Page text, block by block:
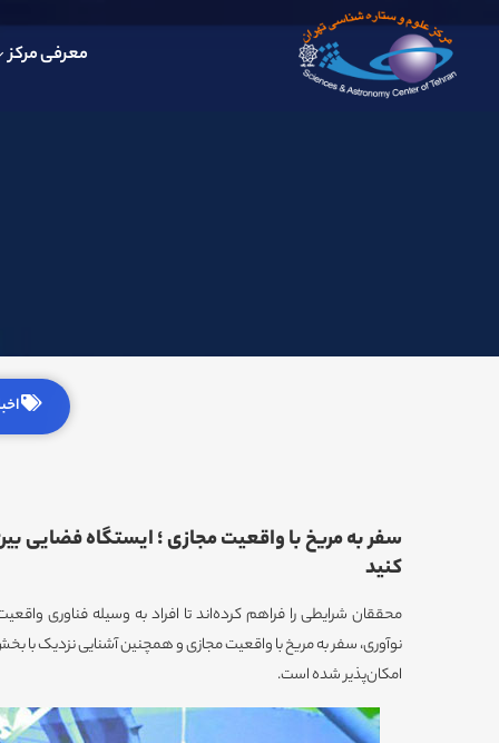
معرفی مرکز
سفر به مریخ با واقعیت مجازی ؛ ایستگاه فضایی
کنید
محققان شرایطی را فراهم کرده‌اند تا افراد به وسیله فناوری
نوآوری، سفر به مریخ با واقعیت مجازی و همچنین آشنایی نزدیک با
امکان‌پذیر شده است.